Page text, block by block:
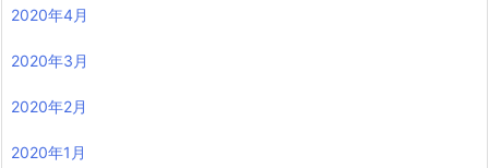
2020年4月
2020年3月
2020年2月
2020年1月